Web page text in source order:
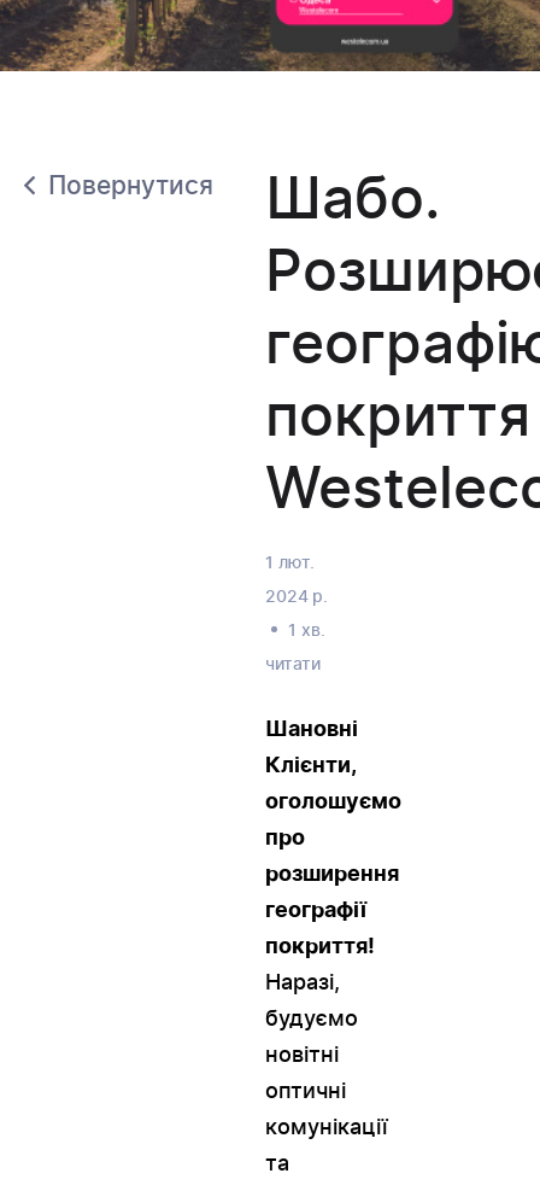
Повернутися
Шабо.
покриття
1 лют.
2024 р.
1 хв.
читати
Шановні
Клієнти,
оголошуємо
про
розширення
географії
покриття!
Наразі,
будуємо
новітні
оптичні
комунікації
та